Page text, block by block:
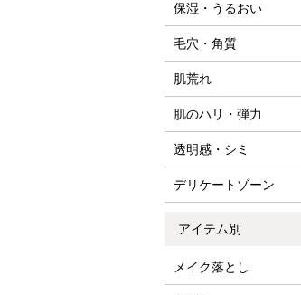
保湿・うるおい
毛穴・角質
肌荒れ
肌のハリ・弾力
透明感・シミ
デリケートゾーン
アイテム別
メイク落とし